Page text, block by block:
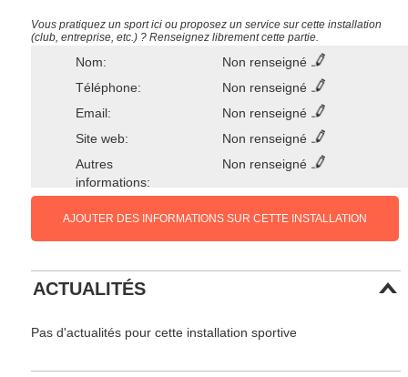
Vous pratiquez un sport ici ou proposez un service sur cette installation
(club, entreprise, etc.) ? Renseignez librement cette partie.
Nom:
Non renseigné
Téléphone:
Non renseigné
Email:
Non renseigné
Site web:
Non renseigné
Autres
informations:
Non renseigné
AJOUTER DES INFORMATIONS SUR CETTE INSTALLATION
ACTUALITÉS
Pas d'actualités pour cette installation sportive